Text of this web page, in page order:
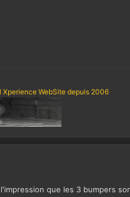
Xperience WebSite depuis 2006
que les 3 bumpers